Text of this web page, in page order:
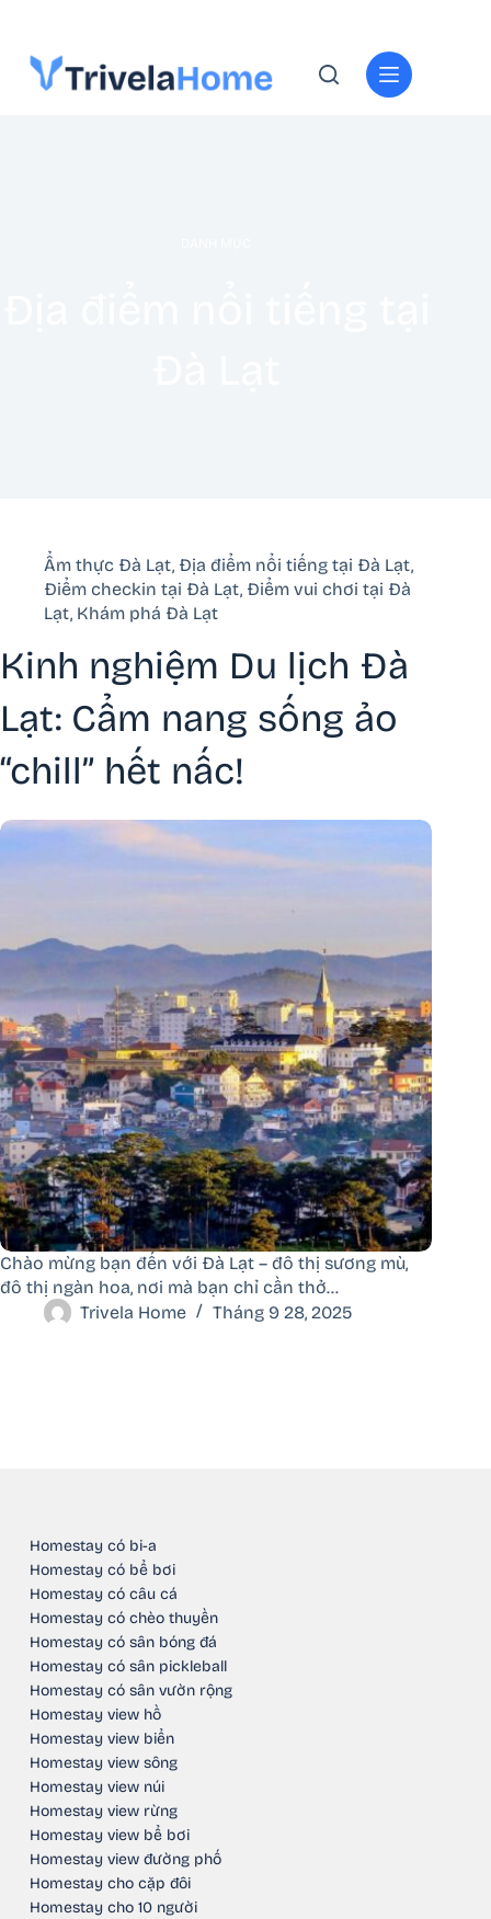
Ẩm thực Đà Lạt, Địa điểm nổi tiếng tại Đà Lạt,
Điểm checkin tại Đà Lạt, Điểm vui chơi tại Đà
Lạt, Khám phá Đà Lạt
Kinh nghiệm Du lịch Đà
Lạt: Cẩm nang sống ảo
“chill” hết nấc!
Chào mừng bạn đến với Đà Lạt – đô thị sương mù,
đô thị ngàn hoa, nơi mà bạn chỉ cần thở…
Trivela Home
Tháng 9 28, 2025
Homestay có bi-a
Homestay có bể bơi
Homestay có câu cá
Homestay có chèo thuyền
Homestay có sân bóng đá
Homestay có sân pickleball
Homestay có sân vườn rộng
Homestay view hồ
Homestay view biển
Homestay view sông
Homestay view núi
Homestay view rừng
Homestay view bể bơi
Homestay view đường phố
Homestay cho cặp đôi
Homestay cho 10 người